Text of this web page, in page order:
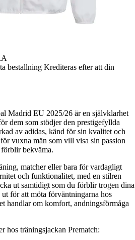
bestallning Krediteras efter att din
Madrid EU 2025/26 är en självklarhet
dem som stödjer den prestigefyllda
av adidas, känd för sin kvalitet och
vuxna män som vill visa sin passion
bekväma.
matcher eller bara för vardagligt
och funktionalitet, med en stilren
ut samtidigt som du förblir trogen dina
för att möta förväntningarna hos
handlar om komfort, andningsförmåga
hos träningsjackan Prematch: